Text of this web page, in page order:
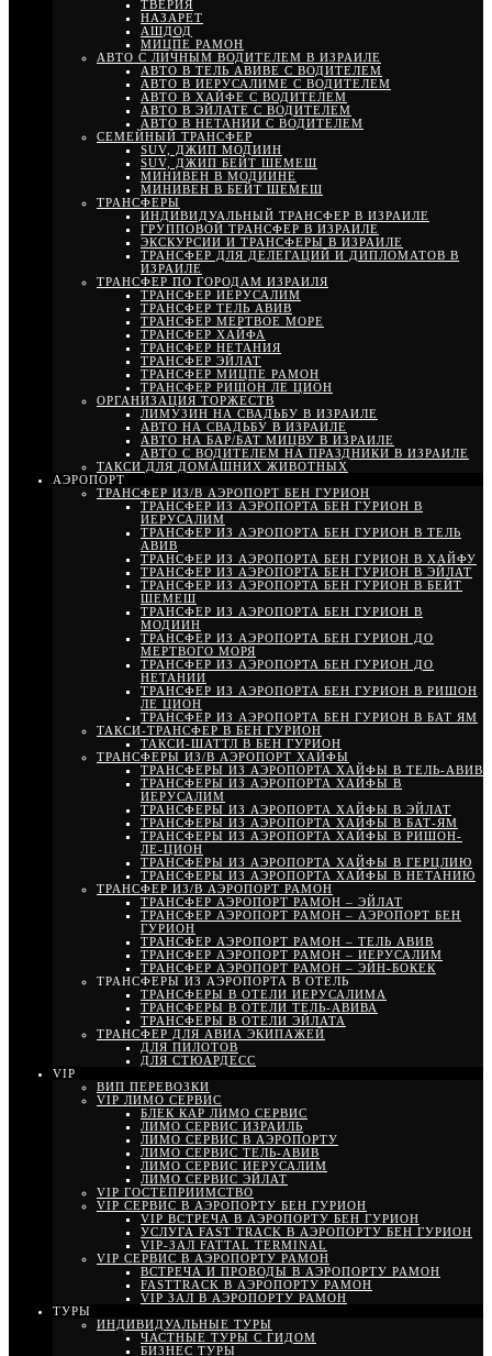
ТВЕРИЯ
НАЗАРЕТ
АШДОД
МИЦПЕ РАМОН
АВТО С ЛИЧНЫМ ВОДИТЕЛЕМ В ИЗРАИЛЕ
АВТО В ТЕЛЬ АВИВЕ С ВОДИТЕЛЕМ
АВТО В ИЕРУСАЛИМЕ С ВОДИТЕЛЕМ
АВТО В ХАЙФЕ С ВОДИТЕЛЕМ
АВТО В ЭЙЛАТЕ С ВОДИТЕЛЕМ
АВТО В НЕТАНИИ С ВОДИТЕЛЕМ
СЕМЕЙНЫЙ ТРАНСФЕР
SUV, ДЖИП МОДИИН
SUV, ДЖИП БЕЙТ ШЕМЕШ
МИНИВЕН В МОДИИНЕ
МИНИВЕН В БЕЙТ ШЕМЕШ
ТРАНСФЕРЫ
ИНДИВИДУАЛЬНЫЙ ТРАНСФЕР В ИЗРАИЛЕ
ГРУППОВОЙ ТРАНСФЕР В ИЗРАИЛЕ
ЭКСКУРСИИ И ТРАНСФЕРЫ В ИЗРАИЛЕ
ТРАНСФЕР ДЛЯ ДЕЛЕГАЦИЙ И ДИПЛОМАТОВ В
ИЗРАИЛЕ
ТРАНСФЕР ПО ГОРОДАМ ИЗРАИЛЯ
ТРАНСФЕР ИЕРУСАЛИМ
ТРАНСФЕР ТЕЛЬ АВИВ
ТРАНСФЕР МЕРТВОЕ МОРЕ
ТРАНСФЕР ХАЙФА
ТРАНСФЕР НЕТАНИЯ
ТРАНСФЕР ЭЙЛАТ
ТРАНСФЕР МИЦПЕ РАМОН
ТРАНСФЕР РИШОН ЛЕ ЦИОН
ОРГАНИЗАЦИЯ ТОРЖЕСТВ
ЛИМУЗИН НА СВАДЬБУ В ИЗРАИЛЕ
АВТО НА СВАДЬБУ В ИЗРАИЛЕ
АВТО НА БАР/БАТ МИЦВУ В ИЗРАИЛЕ
АВТО С ВОДИТЕЛЕМ НА ПРАЗДНИКИ В ИЗРАИЛЕ
ТАКСИ ДЛЯ ДОМАШНИХ ЖИВОТНЫХ
АЭРОПОРТ
ТРАНСФЕР ИЗ/В АЭРОПОРТ БЕН ГУРИОН
ТРАНСФЕР ИЗ АЭРОПОРТА БЕН ГУРИОН В
ИЕРУСАЛИМ
ТРАНСФЕР ИЗ АЭРОПОРТА БЕН ГУРИОН В ТЕЛЬ
АВИВ
ТРАНСФЕР ИЗ АЭРОПОРТА БЕН ГУРИОН В ХАЙФУ
ТРАНСФЕР ИЗ АЭРОПОРТА БЕН ГУРИОН В ЭЙЛАТ
ТРАНСФЕР ИЗ АЭРОПОРТА БЕН ГУРИОН В БЕЙТ
ШЕМЕШ
ТРАНСФЕР ИЗ АЭРОПОРТА БЕН ГУРИОН В
МОДИИН
ТРАНСФЕР ИЗ АЭРОПОРТА БЕН ГУРИОН ДО
МЕРТВОГО МОРЯ
ТРАНСФЕР ИЗ АЭРОПОРТА БЕН ГУРИОН ДО
НЕТАНИИ
ТРАНСФЕР ИЗ АЭРОПОРТА БЕН ГУРИОН В РИШОН
ЛЕ ЦИОН
ТРАНСФЕР ИЗ АЭРОПОРТА БЕН ГУРИОН В БАТ ЯМ
ТАКСИ-ТРАНСФЕР В БЕН ГУРИОН
ТАКСИ-ШАТТЛ В БЕН ГУРИОН
ТРАНСФЕРЫ ИЗ/В АЭРОПОРТ ХАЙФЫ
ТРАНСФЕРЫ ИЗ АЭРОПОРТА ХАЙФЫ В ТЕЛЬ-АВИВ
ТРАНСФЕРЫ ИЗ АЭРОПОРТА ХАЙФЫ В
ИЕРУСАЛИМ
ТРАНСФЕРЫ ИЗ АЭРОПОРТА ХАЙФЫ В ЭЙЛАТ
ТРАНСФЕРЫ ИЗ АЭРОПОРТА ХАЙФЫ В БАТ-ЯМ
ТРАНСФЕРЫ ИЗ АЭРОПОРТА ХАЙФЫ В РИШОН-
ЛЕ-ЦИОН
ТРАНСФЕРЫ ИЗ АЭРОПОРТА ХАЙФЫ В ГЕРЦЛИЮ
ТРАНСФЕРЫ ИЗ АЭРОПОРТА ХАЙФЫ В НЕТАНИЮ
ТРАНСФЕР ИЗ/В АЭРОПОРТ РАМОН
ТРАНСФЕР АЭРОПОРТ РАМОН – ЭЙЛАТ
ТРАНСФЕР АЭРОПОРТ РАМОН – АЭРОПОРТ БЕН
ГУРИОН
ТРАНСФЕР АЭРОПОРТ РАМОН – ТЕЛЬ АВИВ
ТРАНСФЕР АЭРОПОРТ РАМОН – ИЕРУСАЛИМ
ТРАНСФЕР АЭРОПОРТ РАМОН – ЭЙН-БОКЕК
ТРАНСФЕРЫ ИЗ АЭРОПОРТА В ОТЕЛЬ
ТРАНСФЕРЫ В ОТЕЛИ ИЕРУСАЛИМА
ТРАНСФЕРЫ В ОТЕЛИ ТЕЛЬ-АВИВА
ТРАНСФЕРЫ В ОТЕЛИ ЭЙЛАТА
ТРАНСФЕР ДЛЯ АВИА ЭКИПАЖЕЙ
ДЛЯ ПИЛОТОВ
ДЛЯ СТЮАРДЕСС
VIP
ВИП ПЕРЕВОЗКИ
VIP ЛИМО СЕРВИС
БЛЕК КАР ЛИМО СЕРВИС
ЛИМО СЕРВИС ИЗРАИЛЬ
ЛИМО СЕРВИС В АЭРОПОРТУ
ЛИМО СЕРВИС ТЕЛЬ-АВИВ
ЛИМО СЕРВИС ИЕРУСАЛИМ
ЛИМО СЕРВИС ЭЙЛАТ
VIP ГОСТЕПРИИМСТВО
VIP СЕРВИС В АЭРОПОРТУ БЕН ГУРИОН
VIP ВСТРЕЧА В АЭРОПОРТУ БЕН ГУРИОН
УСЛУГА FAST TRACK В АЭРОПОРТУ БЕН ГУРИОН
VIP-ЗАЛ FATTAL TERMINAL
VIP СЕРВИС В АЭРОПОРТУ РАМОН
ВСТРЕЧА И ПРОВОДЫ В АЭРОПОРТУ РАМОН
FASTTRACK В АЭРОПОРТУ РАМОН
VIP ЗАЛ В АЭРОПОРТУ РАМОН
ТУРЫ
ИНДИВИДУАЛЬНЫЕ ТУРЫ
ЧАСТНЫЕ ТУРЫ С ГИДОМ
БИЗНЕС ТУРЫ